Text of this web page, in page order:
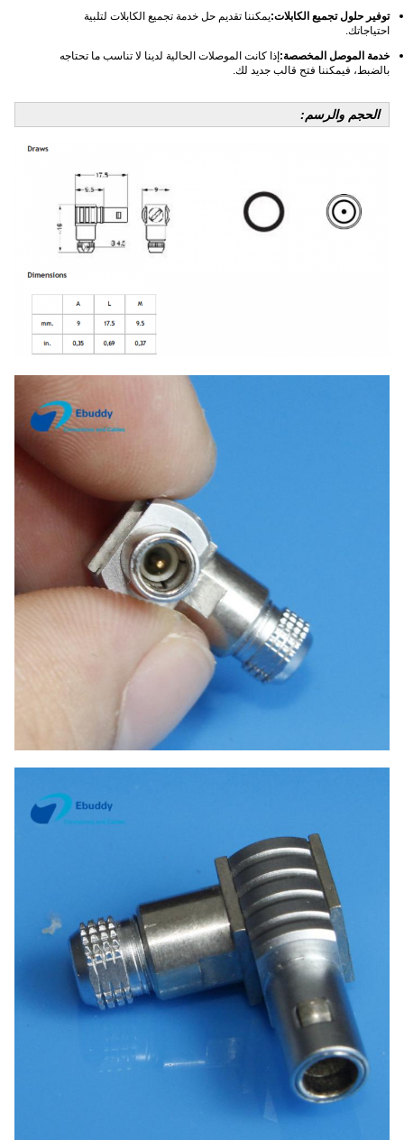
توفير حلول تجميع الكابلات:يمكننا تقديم حل خدمة تجميع الكابلات لتلبية
احتياجاتك.
خدمة الموصل المخصصة: إذا كانت الموصلات الحالية لدينا لا تناسب ما تحتاجه
بالضبط، فيمكننا فتح قالب جديد لك.
الحجم والرسم: